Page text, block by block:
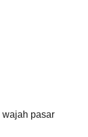
wajah pasar